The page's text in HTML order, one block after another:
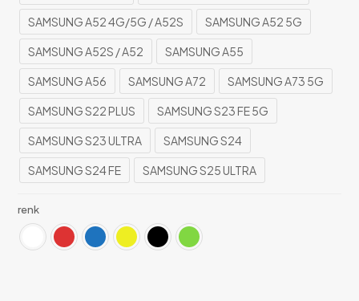
SAMSUNG A52 4G/5G / A52S SAMSUNG A52 5G
SAMSUNG A52S / A52 SAMSUNG A55
SAMSUNG A56 SAMSUNG A72 SAMSUNG A73 5G
SAMSUNG S22 PLUS SAMSUNG S23 FE 5G
SAMSUNG S23 ULTRA SAMSUNG S24
SAMSUNG S24 FE SAMSUNG S25 ULTRA
renk